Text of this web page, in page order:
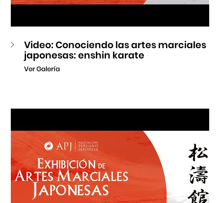
Video: Conociendo las artes marciales
japonesas: enshin karate
Ver Galería